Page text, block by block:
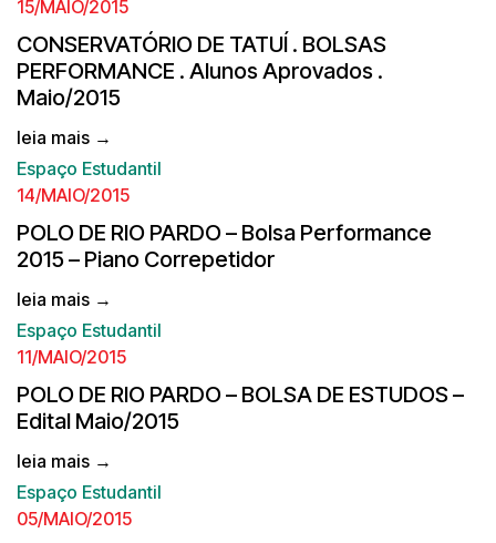
15/MAIO/2015
CONSERVATÓRIO DE TATUÍ . BOLSAS
PERFORMANCE . Alunos Aprovados .
Maio/2015
leia mais →
Espaço Estudantil
14/MAIO/2015
POLO DE RIO PARDO – Bolsa Performance
2015 – Piano Correpetidor
leia mais →
Espaço Estudantil
11/MAIO/2015
POLO DE RIO PARDO – BOLSA DE ESTUDOS –
Edital Maio/2015
leia mais →
Espaço Estudantil
05/MAIO/2015